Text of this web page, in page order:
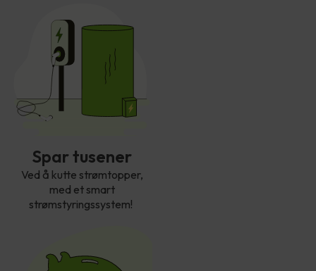
Spar tusener
Ved å kutte strømtopper,
med et smart
strømstyringssystem!